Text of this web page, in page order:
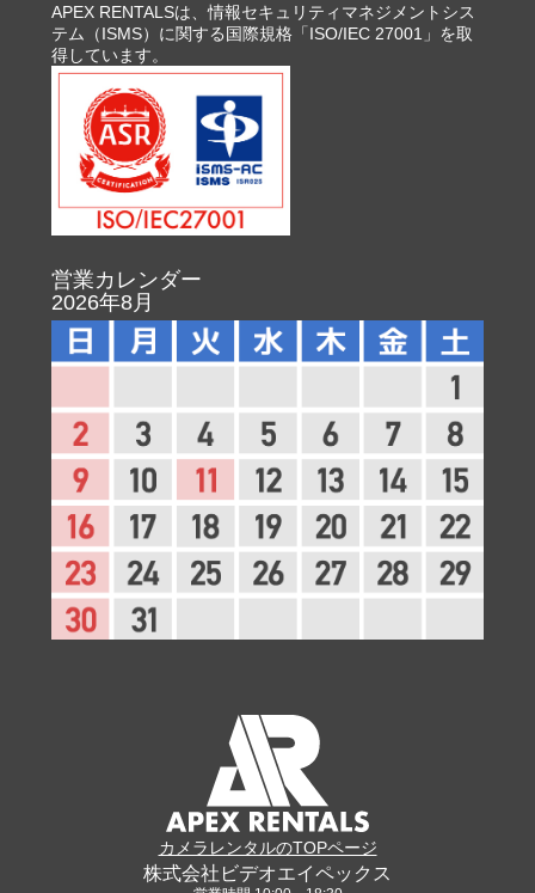
APEX RENTALSは、情報セキュリティマネジメントシス
テム（ISMS）に関する国際規格「ISO/IEC 27001」を取
得しています。
カメラレンタルのTOPページ
株式会社ビデオエイペックス
営業カレンダー
2026年8月